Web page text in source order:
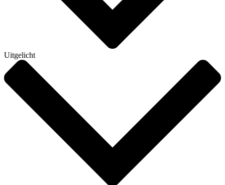
Uitgelicht